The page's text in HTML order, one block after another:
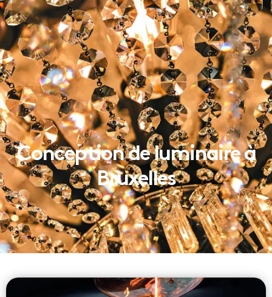
Conception de luminaire à
Bruxelles